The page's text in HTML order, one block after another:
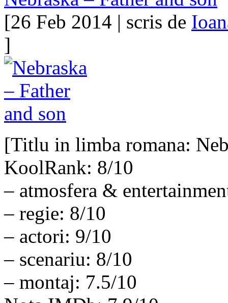
[26 Feb 2014 | scris de
]
[Titlu in limba romana:
KoolRank: 8/10
– atmosfera &
– regie: 8/10
– actori: 9/10
– scenariu: 8/10
– montaj: 7.5/10